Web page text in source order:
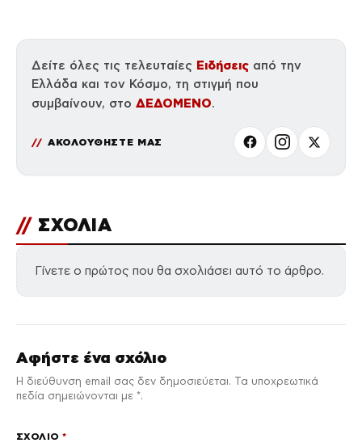
Δείτε όλες τις τελευταίες Ειδήσεις από την
Ελλάδα και τον Κόσμο, τη στιγμή που
συμβαίνουν, στο ΔΕΔΟΜΕΝΟ.
ΑΚΟΛΟΥΘΗΣΤΕ ΜΑΣ
// ΣΧΟΛΙΑ
Γίνετε ο πρώτος που θα σχολιάσει αυτό το άρθρο.
Αφήστε ένα σχόλιο
Η διεύθυνση email σας δεν δημοσιεύεται. Τα υποχρεωτικά
πεδία σημειώνονται με *.
ΣΧΌΛΙΟ*